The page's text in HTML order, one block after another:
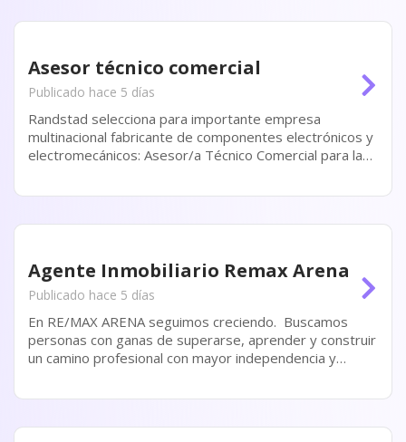
Asesor técnico comercial
Publicado hace 5 días
Randstad selecciona para importante empresa
multinacional fabricante de componentes electrónicos y
electromecánicos: Asesor/a Técnico Comercial para la
profesionales con perfil técnico-comercial, motivados...
Agente Inmobiliario Remax Arena
Publicado hace 5 días
En RE/MAX ARENA seguimos creciendo. Buscamos
personas con ganas de superarse, aprender y construir
un camino profesional con mayor independencia y
inmobiliario. Lo más importante es tu actitud, tu